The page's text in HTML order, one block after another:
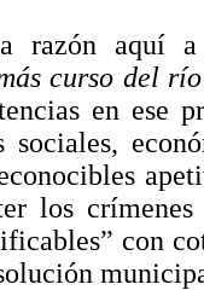
razón aquí a
curso del
en ese
sociales,
los
con